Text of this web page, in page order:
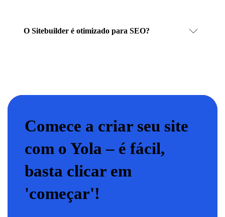
O Sitebuilder é otimizado para SEO?
Comece a criar seu site
com o Yola – é fácil,
basta clicar em
'começar'!